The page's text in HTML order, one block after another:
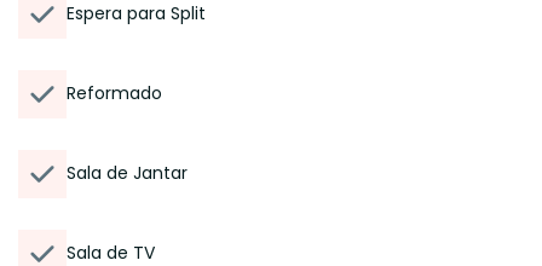
Espera para Split
Reformado
Sala de Jantar
Sala de TV